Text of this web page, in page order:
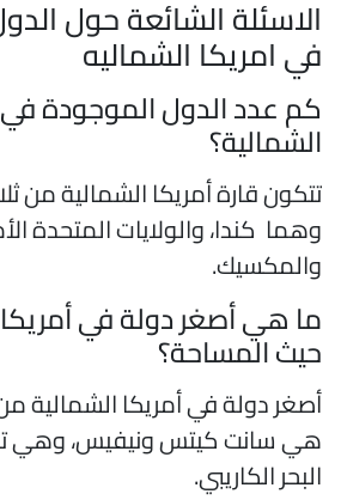
الشائعة حول
امريكا الشماليه
عدد الدول الموجودة في
قارة أمريكا الشمالية من
كندا، والولايات المتحدة
هي أصغر دولة في أمريكا
المساحة؟
دولة في أمريكا الشمالية من
سانت كيتس ونيفيس، وهي
الكاريبي.